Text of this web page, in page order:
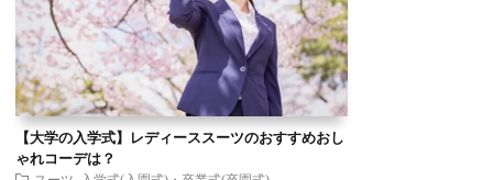
【大学の入学式】レディーススーツのおすすめおし
ゃれコーデは？